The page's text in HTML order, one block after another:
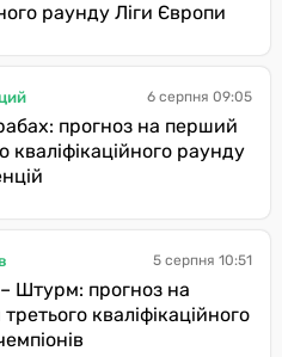
раунду Ліги Європи
6 серпня 09:05
прогноз на перший
кваліфікаційного раунду
5 серпня 10:51
Штурм: прогноз на
кваліфікаційного